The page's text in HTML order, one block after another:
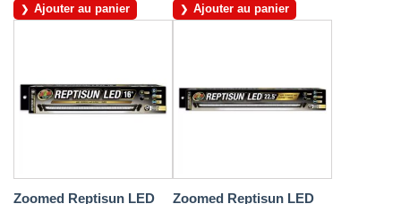
Ajouter au panier Ajouter au panier
Zoomed Reptisun LED
Zoomed Reptisun LED